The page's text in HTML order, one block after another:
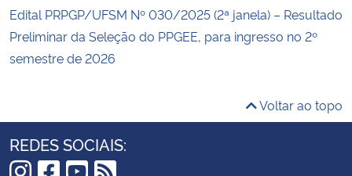
Edital PRPGP/UFSM Nº 030/2025 (2ª janela) – Resultado
Preliminar da Seleção do PPGEE, para ingresso no 2º
semestre de 2026
Voltar ao topo
REDES SOCIAIS: